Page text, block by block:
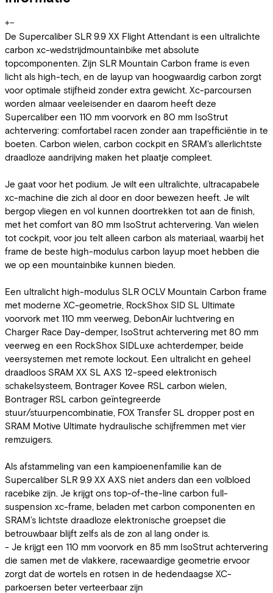
+−
De Supercaliber SLR 9.9 XX Flight Attendant is een ultralichte
carbon xc-wedstrijdmountainbike met absolute
topcomponenten. Zijn SLR Mountain Carbon frame is even
licht als high-tech, en de layup van hoogwaardig carbon zorgt
voor optimale stijfheid zonder extra gewicht. Xc-parcoursen
worden almaar veeleisender en daarom heeft deze
Supercaliber een 110 mm voorvork en 80 mm IsoStrut
achtervering: comfortabel racen zonder aan trapefficiëntie in te
boeten. Carbon wielen, carbon cockpit en SRAM's allerlichtste
draadloze aandrijving maken het plaatje compleet.
Je gaat voor het podium. Je wilt een ultralichte, ultracapabele
xc-machine die zich al door en door bewezen heeft. Je wilt
bergop vliegen en vol kunnen doortrekken tot aan de finish,
met het comfort van 80 mm IsoStrut achtervering. Van wielen
tot cockpit, voor jou telt alleen carbon als materiaal, waarbij het
frame de beste high-modulus carbon layup moet hebben die
we op een mountainbike kunnen bieden.
Een ultralicht high-modulus SLR OCLV Mountain Carbon frame
met moderne XC-geometrie, RockShox SID SL Ultimate
voorvork met 110 mm veerweg, DebonAir luchtvering en
Charger Race Day-demper, IsoStrut achtervering met 80 mm
veerweg en een RockShox SIDLuxe achterdemper, beide
veersystemen met remote lockout. Een ultralicht en geheel
draadloos SRAM XX SL AXS 12-speed elektronisch
schakelsysteem, Bontrager Kovee RSL carbon wielen,
Bontrager RSL carbon geïntegreerde
stuur/stuurpencombinatie, FOX Transfer SL dropper post en
SRAM Motive Ultimate hydraulische schijfremmen met vier
remzuigers.
Als afstammeling van een kampioenenfamilie kan de
Supercaliber SLR 9.9 XX AXS niet anders dan een volbloed
racebike zijn. Je krijgt ons top-of-the-line carbon full-
suspension xc-frame, beladen met carbon componenten en
SRAM’s lichtste draadloze elektronische groepset die
betrouwbaar blijft zelfs als de zon al lang onder is.
- Je krijgt een 110 mm voorvork en 85 mm IsoStrut achtervering
die samen met de vlakkere, racewaardige geometrie ervoor
zorgt dat de wortels en rotsen in de hedendaagse XC-
parkoersen beter verteerbaar zijn